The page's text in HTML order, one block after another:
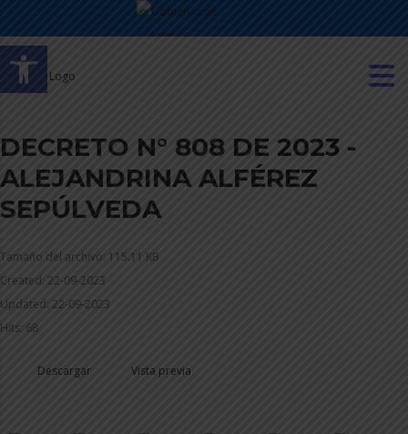
Abrir barra de herramientas
DECRETO N° 808 DE 2023 -
ALEJANDRINA ALFÉREZ
SEPÚLVEDA
Tamaño del archivo: 115.11 KB
Created: 22-09-2023
Updated: 22-09-2023
Hits: 68
Descargar Vista previa